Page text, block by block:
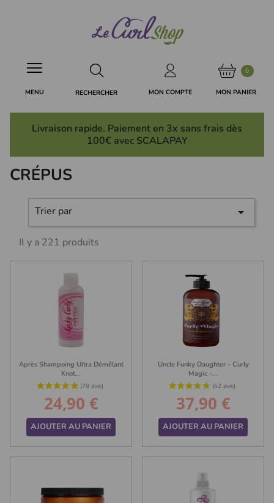
MON COMPTE
0
MON PANIER
RECHERCHER
MENU
Livraison rapide. Paiement en 3x sans frais dès
100€ avec SCALAPAY
CRÉPUS
Trier par 
Il y a 221 produits
Après Shampoing Ultra Démêlant
Knot...
Prix
24,90 €
AJOUTER AU PANIER
Uncle Funky Daughter - Curly
Magic -...
Prix
37,90 €
AJOUTER AU PANIER